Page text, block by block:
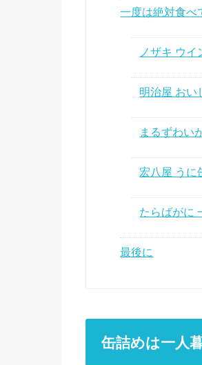
一度は絶対食べ
ノザキ ウ
明治屋 おい
まるずわい
宏八屋 うに
たらばがに
最後に
缶詰めは一人